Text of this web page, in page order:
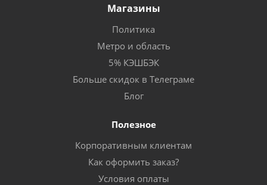
Магазины
Политика
Метро и область
5% КЭШБЭК
Больше скидок в Телеграме
Блог
Полезное
Корпоративным клиентам
Как оформить заказ?
Условия оплаты